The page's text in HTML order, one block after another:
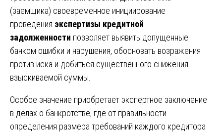
(заемщика) своевременное инициирование
проведения экспертизы кредитной
задолженности позволяет выявить допущенные
банком ошибки и нарушения, обосновать возражения
против иска и добиться существенного снижения
взыскиваемой суммы.
Особое значение приобретает экспертное заключение
в делах о банкротстве, где от правильности
определения размера требований каждого кредитора